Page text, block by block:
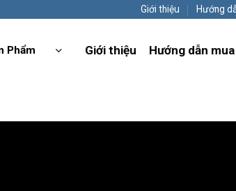
Giới thiệu Hướng
Phẩm Giới thiệu Hướng dẫn